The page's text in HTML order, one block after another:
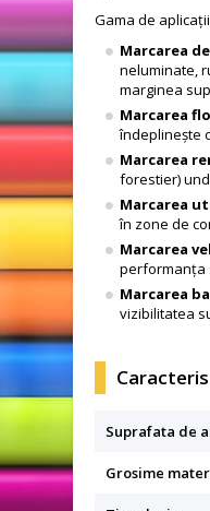
Gama de aplicații
Marcarea
neluminate,
marginea
Marcarea
îndeplinește
Marcarea
forestier)
Marcarea
în zone de
Marcarea
performanța
Marcarea
vizibilitatea
Suprafata de
Grosime